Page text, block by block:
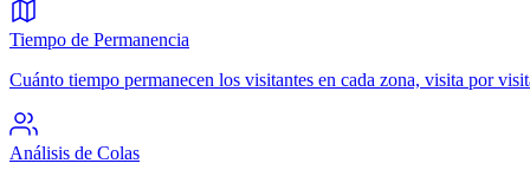
Tiempo de Permanencia
Cuánto tiempo permanecen los visitantes en cada zona, visita por
Análisis de Colas